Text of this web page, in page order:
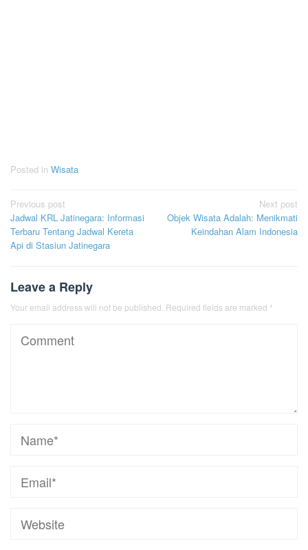
Posted in Wisata
Post
navigation
Previous post
Jadwal KRL Jatinegara: Informasi
Terbaru Tentang Jadwal Kereta
Api di Stasiun Jatinegara
Next post
Objek Wisata Adalah: Menikmati
Keindahan Alam Indonesia
Leave a Reply
Your email address will not be published. Required fields are marked *